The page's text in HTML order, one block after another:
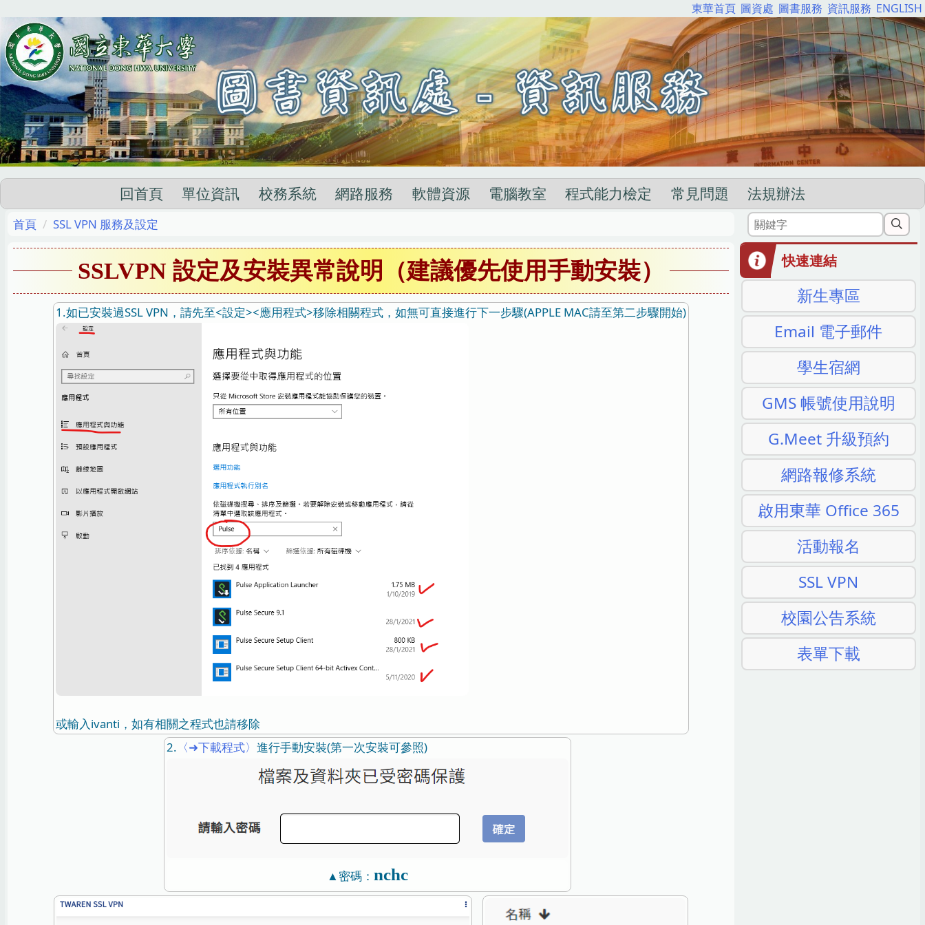
到
主
要
內
容
區
東華首頁 圖資處 圖書服務 資訊服務 ENGLISH
回首頁 單位資訊 校務系統 網路服務 軟體資源 電腦教室 程式能力檢定 常見問題 法規辦法
首頁 SSL VPN 服務及設定
SSLVPN 設定及安裝異常說明（建議優先使用手動安裝）
1.如已安裝過SSL VPN，請先至<設定><應用程式>移除相關程式，如無可直接進行下一步驟(APPLE MAC請至第二步驟開始)
或輸入ivanti，如有相關之程式也請移除
2. 〈➜下載程式〉 進行手動安裝(第一次安裝可參照)
▲密碼： nchc
快速連結
新生專區
Email 電子郵件
學生宿網
GMS 帳號使用說明
G.Meet 升級預約
網路報修系統
啟用東華 Office 365
活動報名
SSL VPN
校園公告系統
表單下載